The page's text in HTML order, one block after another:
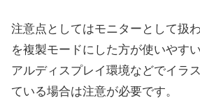
注意点としてはモニターとして扱
を複製モードにした方が使いやす
アルディスプレイ環境などでイラ
ている場合は注意が必要です。